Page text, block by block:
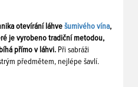
otevírání láhve šumivého vína,
je vyrobeno tradiční metodou,
přímo v láhvi. Při sabráži
předmětem, nejlépe šavlí.